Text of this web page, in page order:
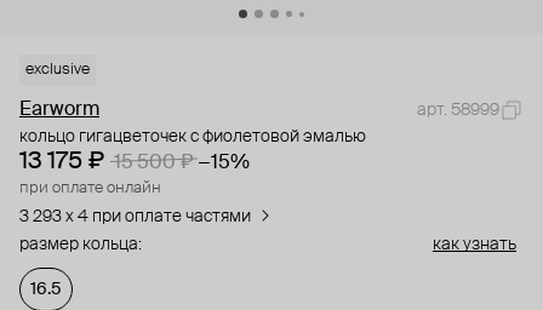
exclusive
Earworm
арт. 58999
кольцо гигацветочек с фиолетовой эмалью
13 175 ₽ 15 500 ₽ −15%
при оплате онлайн
3 293 x 4 при оплате частями
размер кольца:
как узнать
16.5